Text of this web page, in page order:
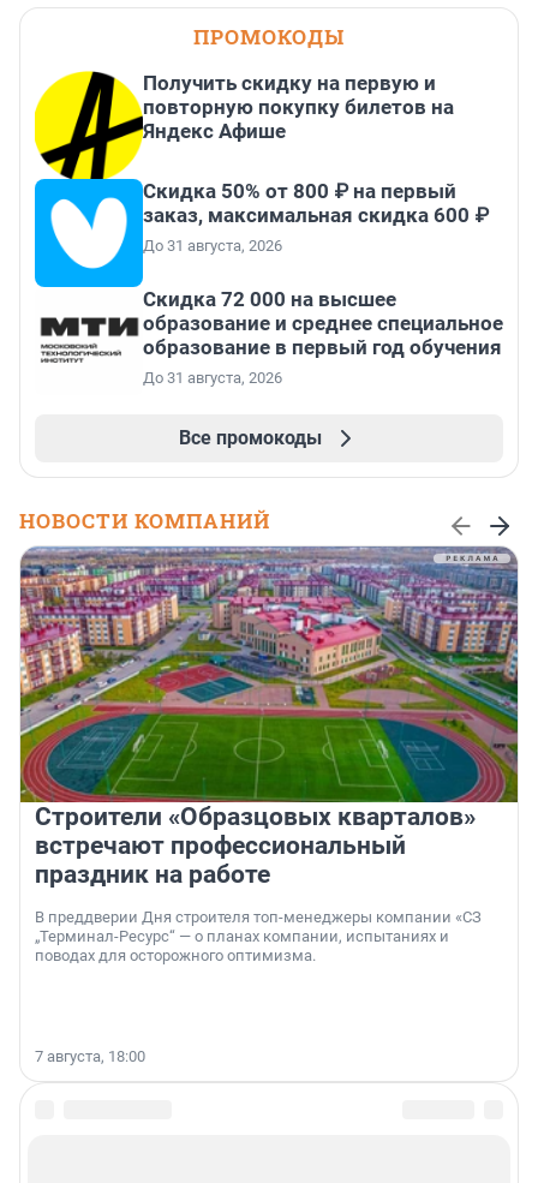
ПРОМОКОДЫ
Получить скидку на первую и
повторную покупку билетов на
Яндекс Афише
Скидка 50% от 800 ₽ на первый
заказ, максимальная скидка 600 ₽
До 31 августа, 2026
Скидка 72 000 на высшее
образование и среднее специальное
образование в первый год обучения
До 31 августа, 2026
Все промокоды
НОВОСТИ КОМПАНИЙ
Строители «Образцовых кварталов»
встречают профессиональный
праздник на работе
В преддверии Дня строителя топ-менеджеры компании «СЗ
„Терминал-Ресурс“ — о планах компании, испытаниях и
поводах для осторожного оптимизма.
7 августа, 18:00